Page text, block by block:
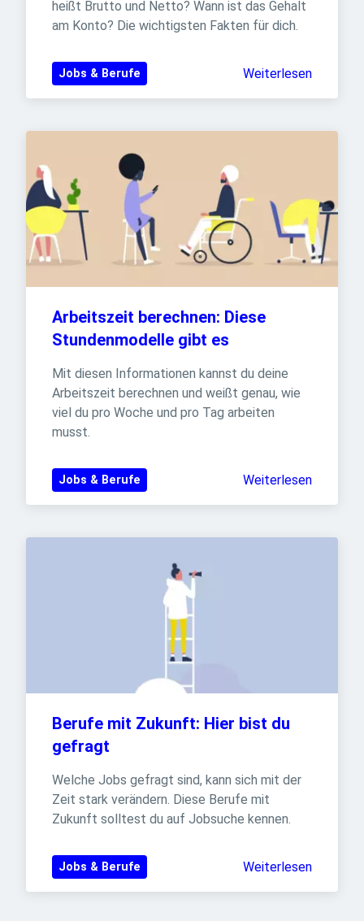
heißt Brutto und Netto? Wann ist das Gehalt
am Konto? Die wichtigsten Fakten für dich.
Jobs & Berufe Weiterlesen
Arbeitszeit berechnen: Diese
Stundenmodelle gibt es
Mit diesen Informationen kannst du deine
Arbeitszeit berechnen und weißt genau, wie
viel du pro Woche und pro Tag arbeiten
musst.
Jobs & Berufe Weiterlesen
Berufe mit Zukunft: Hier bist du
gefragt
Welche Jobs gefragt sind, kann sich mit der
Zeit stark verändern. Diese Berufe mit
Zukunft solltest du auf Jobsuche kennen.
Jobs & Berufe Weiterlesen